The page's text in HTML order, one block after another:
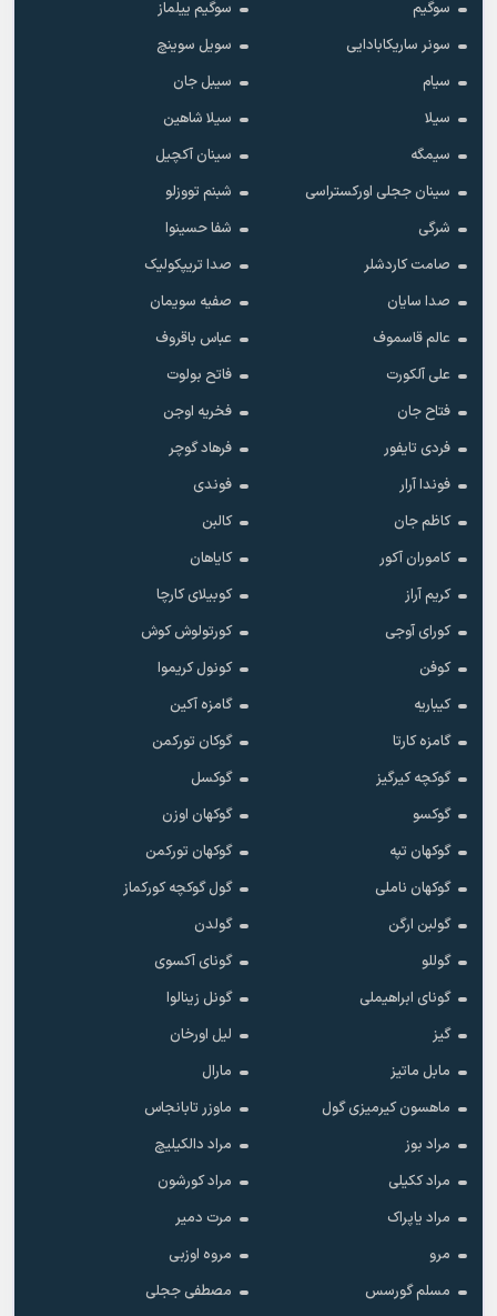
سوگیم
سوگیم ییلماز
سونر ساریکابادایی
سویل سوینچ
سیام
سیبل جان
سیلا
سیلا شاهین
سیمگه
سینان آکچیل
سینان ججلی اورکستراسی
شبنم تووزلو
شرگی
شفا حسینوا
صامت کاردشلر
صدا تریپکولیک
صدا سایان
صفیه سویمان
عالم قاسموف
عباس باقروف
علی آلکورت
فاتح بولوت
فتاح جان
فخریه اوجن
فردی تایفور
فرهاد گوچر
فوندا آرار
فوندی
کاظم جان
کالبن
کاموران آکور
کایاهان
کریم آراز
کوبیلای کارچا
کورای آوجی
کورتولوش کوش
کوفن
کونول کریموا
کیباریه
گامزه آکین
گامزه کارتا
گوکان تورکمن
گوکچه کیرگیز
گوکسل
گوکسو
گوکهان اوزن
گوکهان تپه
گوکهان تورکمن
گوکهان ناملی
گول گوکچه کورکماز
گولبن ارگن
گولدن
گوللو
گونای آکسوی
گونای ابراهیملی
گونل زینالوا
گیز
لیل اورخان
مابل ماتیز
مارال
ماهسون کیرمیزی گول
ماوزر تابانجاس
مراد بوز
مراد دالکیلیچ
مراد ککیلی
مراد کورشون
مراد یاپراک
مرت دمیر
مرو
مروه اوزبی
مسلم گورسس
مصطفی ججلی